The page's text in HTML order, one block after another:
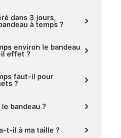
dans 3 jours,
à temps ?
environ le bandeau
effet ?
faut-il pour
?
bandeau ?
t-il à ma taille ?